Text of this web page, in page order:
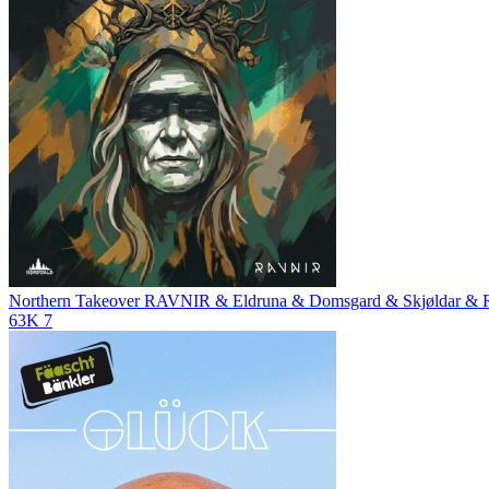
Northern Takeover RAVNIR & Eldruna & Domsgard & Skjøldar &
63K 7